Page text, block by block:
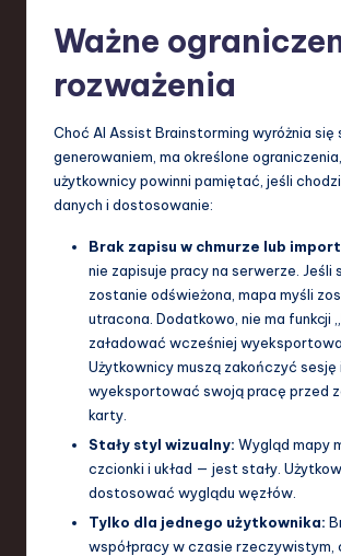
Ważne
rozważenia
Choć AI Assist Brainstorming wyróżnia się
generowaniem, ma określone
użytkownicy powinni pamiętać, jeśli
danych i dostosowanie:
Brak zapisu w chmurze lub
nie zapisuje pracy na serwerze. Jeśli
zostanie odświeżona, mapa myśli
utracona. Dodatkowo, nie ma funkcji
załadować wcześniej
Użytkownicy muszą zakończyć sesję i
wyeksportować swoją pracę przed
karty.
Stały styl wizualny: Wygląd mapy
czcionki i układ — jest stały.
dostosować wyglądu węzłów.
Tylko dla jednego użytkownika:
współpracy w czasie rzeczywistym,